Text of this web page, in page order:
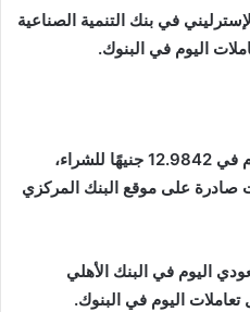
في بنك التنمية الصناعية
وسجل سعر الريال السعودي اليوم في 12.9842 جنيهًا للشراء،
بيانات صادرة على موقع البنك المركزي
اليوم في البنك الأهلي